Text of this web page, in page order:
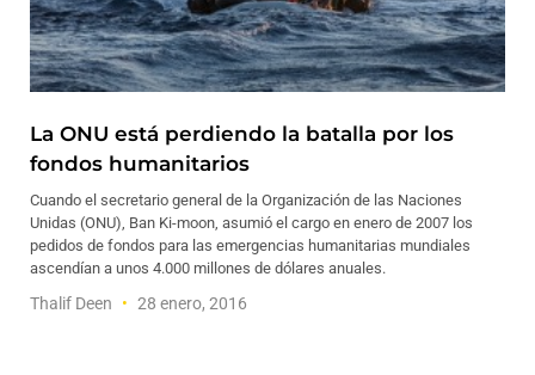
La ONU está perdiendo la batalla por los
fondos humanitarios
Cuando el secretario general de la Organización de las Naciones
Unidas (ONU), Ban Ki-moon, asumió el cargo en enero de 2007 los
pedidos de fondos para las emergencias humanitarias mundiales
ascendían a unos 4.000 millones de dólares anuales.
Thalif Deen 28 enero, 2016